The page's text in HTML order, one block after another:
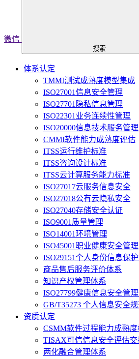
微信
搜索
体系认定
TMMI测试成熟度模型集成
ISO27001信息安全管理
ISO27701隐私信息管理
ISO22301业务连续性管理
ISO20000信息技术服务管理
CMMI软件能力成熟度评估
ITSS运行维护标准
ITSS咨询设计标准
ITSS云计算服务能力标准
ISO27017云服务信息安全
ISO27018公有云隐私安全
ISO27040存储安全认证
ISO9001质量管理
ISO14001环境管理
ISO45001职业健康安全管理
ISO29151个人身份信息保
商品售后服务评价体系
知识产权管理体系
ISO27799健康信息安全管
GB/T35273 个人信息安全
资质认定
CSMM软件过程能力成熟度
TISAX可信信息安全评估交
两化融合管理体系